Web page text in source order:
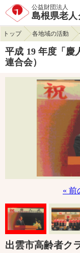
公益財団法人
島根県老
トップ 各地域の活動
平成 19 年度「慶
連合会）
« 前
出雲市高齢者ク